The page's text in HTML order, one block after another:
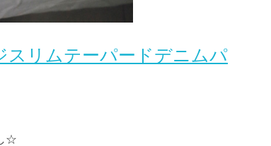
スリムテーパードデニムパ
☆